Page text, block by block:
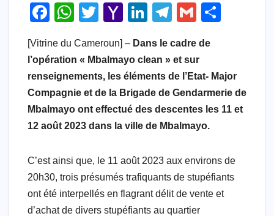
F
c
e
b
o
o
W
at
s
A
p
p
T
tt
er
Y
h
o
o
M
ail
Li
k
e
dI
n
T
e
gr
a
m
G
ail
e
[Vitrine du Cameroun] – Dans le cadre de
l’opération « Mbalmayo clean » et sur
renseignements, les éléments de l’Etat- Major
Compagnie et de la Brigade de Gendarmerie de
Mbalmayo ont effectué des descentes les 11 et
12 août 2023 dans la ville de Mbalmayo.
C’est ainsi que, le 11 août 2023 aux environs de
20h30, trois présumés trafiquants de stupéfiants
ont été interpellés en flagrant délit de vente et
d’achat de divers stupéfiants au quartier